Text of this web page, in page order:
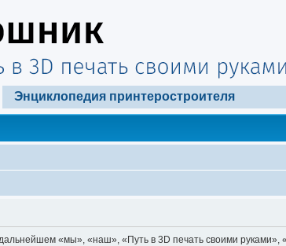
Энциклопедия принтеростроителя
«мы», «наш», «Путь в 3D печать своими